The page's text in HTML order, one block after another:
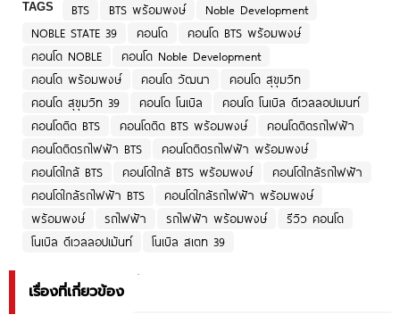
TAGS BTS BTS พร้อมพงษ์
Noble Development
NOBLE STATE 39
คอนโด
คอนโด BTS พร้อมพงษ์
คอนโด NOBLE
คอนโด Noble Development
คอนโด พร้อมพงษ์
คอนโด วัฒนา
คอนโด สุขุมวิท
คอนโด สุขุมวิท 39
คอนโด โนเบิล
คอนโด โนเบิล ดีเวลลอปเมนท์
คอนโดติด BTS
คอนโดติด BTS พร้อมพงษ์
คอนโดติดรถไฟฟ้า
คอนโดติดรถไฟฟ้า BTS
คอนโดติดรถไฟฟ้า พร้อมพงษ์
คอนโดใกล้ BTS
คอนโดใกล้ BTS พร้อมพงษ์
คอนโดใกล้รถไฟฟ้า
คอนโดใกล้รถไฟฟ้า BTS
คอนโดใกล้รถไฟฟ้า พร้อมพงษ์
พร้อมพงษ์
รถไฟฟ้า รถไฟฟ้า พร้อมพงษ์
รีวิว คอนโด
โนเบิล ดีเวลลอปเม้นท์
โนเบิล สเตท 39
เรื่องที่เกี่ยวข้อง